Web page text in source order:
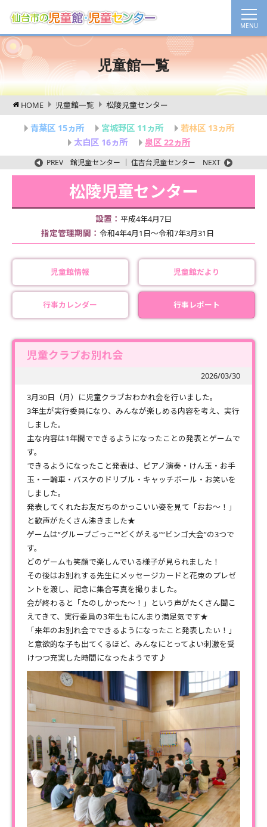
児童館一覧
HOME 児童館一覧 松陵児童センター
青葉区 15ヵ所 宮城野区 11ヵ所
若林区 13ヵ所
太白区 16ヵ所
泉区 22ヵ所
PREV 館児童センター 住吉台児童センター NEXT
松陵児童センター
設置： 平成4年4月7日
指定管理期間： 令和4年4月1日～令和7年3月31日
児童館情報 児童館だより
行事カレンダー 行事レポート
児童クラブお別れ会
2026/03/30
3月30日（月）に児童クラブおわかれ会を行いました。
3年生が実行委員になり、みんなが楽しめる内容を考え、実行
しました。
主な内容は1年間でできるようになったことの発表とゲームで
す。
できるようになったこと発表は、ピアノ演奏・けん玉・お手
玉・一輪車・バスケのドリブル・キャッチボール・お笑いを
しました。
発表してくれたお友だちのかっこいい姿を見て「おお～！」
と歓声がたくさん沸きました★
ゲームは“グループごっこ”“どくがえる”“ビンゴ大会”の3つで
す。
どのゲームも笑顔で楽しんでいる様子が見られました！
その後はお別れする先生にメッセージカードと花束のプレゼ
ントを渡し、記念に集合写真を撮りました。
会が終わると「たのしかった～！」という声がたくさん聞こ
えてきて、実行委員の3年生もにんまり満足気です★
「来年のお別れ会でできるようになったこと発表したい！」
と意欲的な子も出てくるほど、みんなにとってよい刺激を受
けつつ充実した時間になったようです♪